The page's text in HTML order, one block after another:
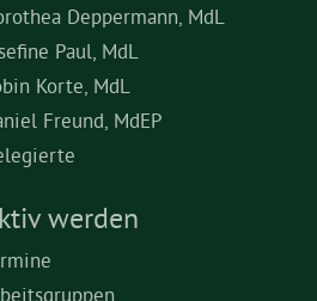
Deppermann, MdL
Paul, MdL
Korte, MdL
Freund, MdEP
werden